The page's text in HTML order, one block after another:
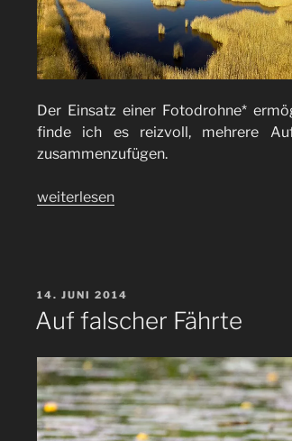
Der Einsatz einer Fotodrohne*
finde ich es reizvoll, mehrere
zusammenzufügen.
„Neue
weiterlesen
VERÖFFENTLICHT
AM
14. JUNI 2014
Auf falscher Fährte